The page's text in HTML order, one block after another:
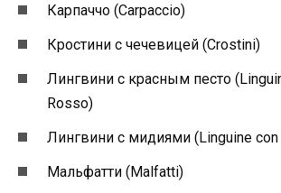
Карпаччо (Carpaccio)
Кростини с чечевицей (Crostini)
Лингвини с красным песто
Rosso)
Лингвини с мидиями (Linguine
Мальфатти (Malfatti)